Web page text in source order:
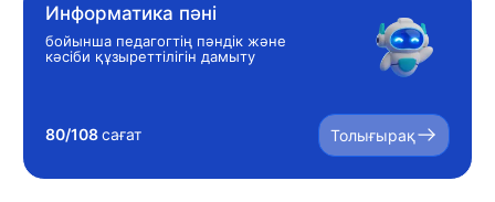
Информатика пәні
бойынша педагогтің пәндік және
кәсіби құзыреттілігін дамыту
80/108сағат Толығырақ